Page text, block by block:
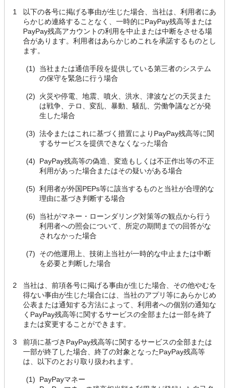
1
以下の各号に掲げる事由が生じた場合、当社は、利用者にあ
らかじめ連絡することなく、一時的にPayPay残高等または
PayPay残高アカウントの利用を中止または中断をさせる場
合があります。利用者はあらかじめこれを承諾するものとし
ます。
(1)
当社または通信手段を提供している第三者のシステム
の保守を緊急に行う場合
(2)
火災や停電、地震、噴火、洪水、津波などの天災また
は戦争、テロ、変乱、暴動、騒乱、労働争議などが発
生した場合
(3) 法令またはこれに基づく措置によりPayPay残高等に関
するサービスを提供できなくなった場合
(4)
PayPay残高等の偽造、変造もしくは不正作出等の不正
利用があった場合またはその疑いがある場合
(5) 利用者が外国PEPs等に該当するものと当社が合理的な
理由に基づき判断する場合
(6)
当社がマネー・ローンダリング対策等の観点から行う
利用者への照会について、所定の期間までの回答がな
されなかった場合
(7)
その他運用上、技術上当社が一時的な中止または中断
を必要と判断した場合
2
当社は、前項各号に掲げる事由が生じた場合、その他やむを
得ない事由が生じた場合には、当社のアプリ等にあらかじめ
公表または通知する方法によって、利用者への個別の通知な
くPayPay残高等に関するサービスの全部または一部を終了
または変更することができます。
3
前項に基づきPayPay残高等に関するサービスの全部または
一部が終了した場合、終了の対象となったPayPay残高等
は、以下のとおり取り扱われます。
(1)
PayPayマネー